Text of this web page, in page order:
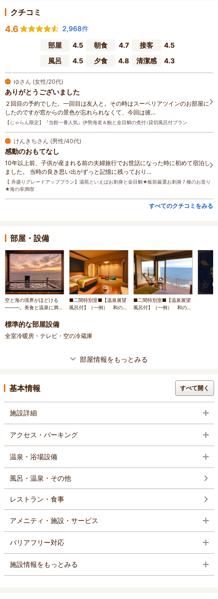
クチコミ
4.6
2,968件
部屋
4.5 朝食 4.7 接客
4.5
風呂
4.5 夕食 4.8 清潔感 4.3
ゆさん (女性/20代)
ありがとうございました
２回目の予約でした。一回目は友人と。その時はスーペリアツインのお部屋に
したのですが窓からの景色が忘れられなくて、今回は彼…
【じゃらん限定】『当館一番人気』伊勢海老＆鮑と金目鯛の煮付♪貸切風呂付プラン
けんきちさん (男性/40代)
感動のおもてなし
10年以上前、子供が産まれる前の夫婦旅行でお世話になった時に初めて宿泊し
ました。 当時の良き思い出がずっと記憶に残っており…
【 舟盛りグレードアッププラン】湯苑といえばお刺身と金目鯛★板前厳選お刺身７種のお造り
★海の幸満喫
すべてのクチコミをみる
部屋・設備
空と海の境界がほどける
―――。美食と温泉に満た
■二間特別室■【温泉展望
風呂付】（一例） 和の趣
■二間特別室■【温泉展望
風呂付】（一例） 和の趣
標準的な部屋設備
全室冷暖房・テレビ・空の冷蔵庫
部屋情報をもっとみる
基本情報 すべて開く
施設詳細
アクセス・パーキング
温泉・浴場設備
風呂・温泉・その他
レストラン・食事
アメニティ・施設・サービス
バリアフリー対応
施設情報をもっとみる